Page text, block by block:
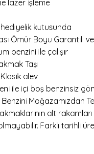
lazer işleme
kutusunda
Ömür Boyu Garantili ve
benzini ile çalışır
Taşı
alev
ile içi boş benzinsiz
Mağazamızdan
alt
Farklı tarihli